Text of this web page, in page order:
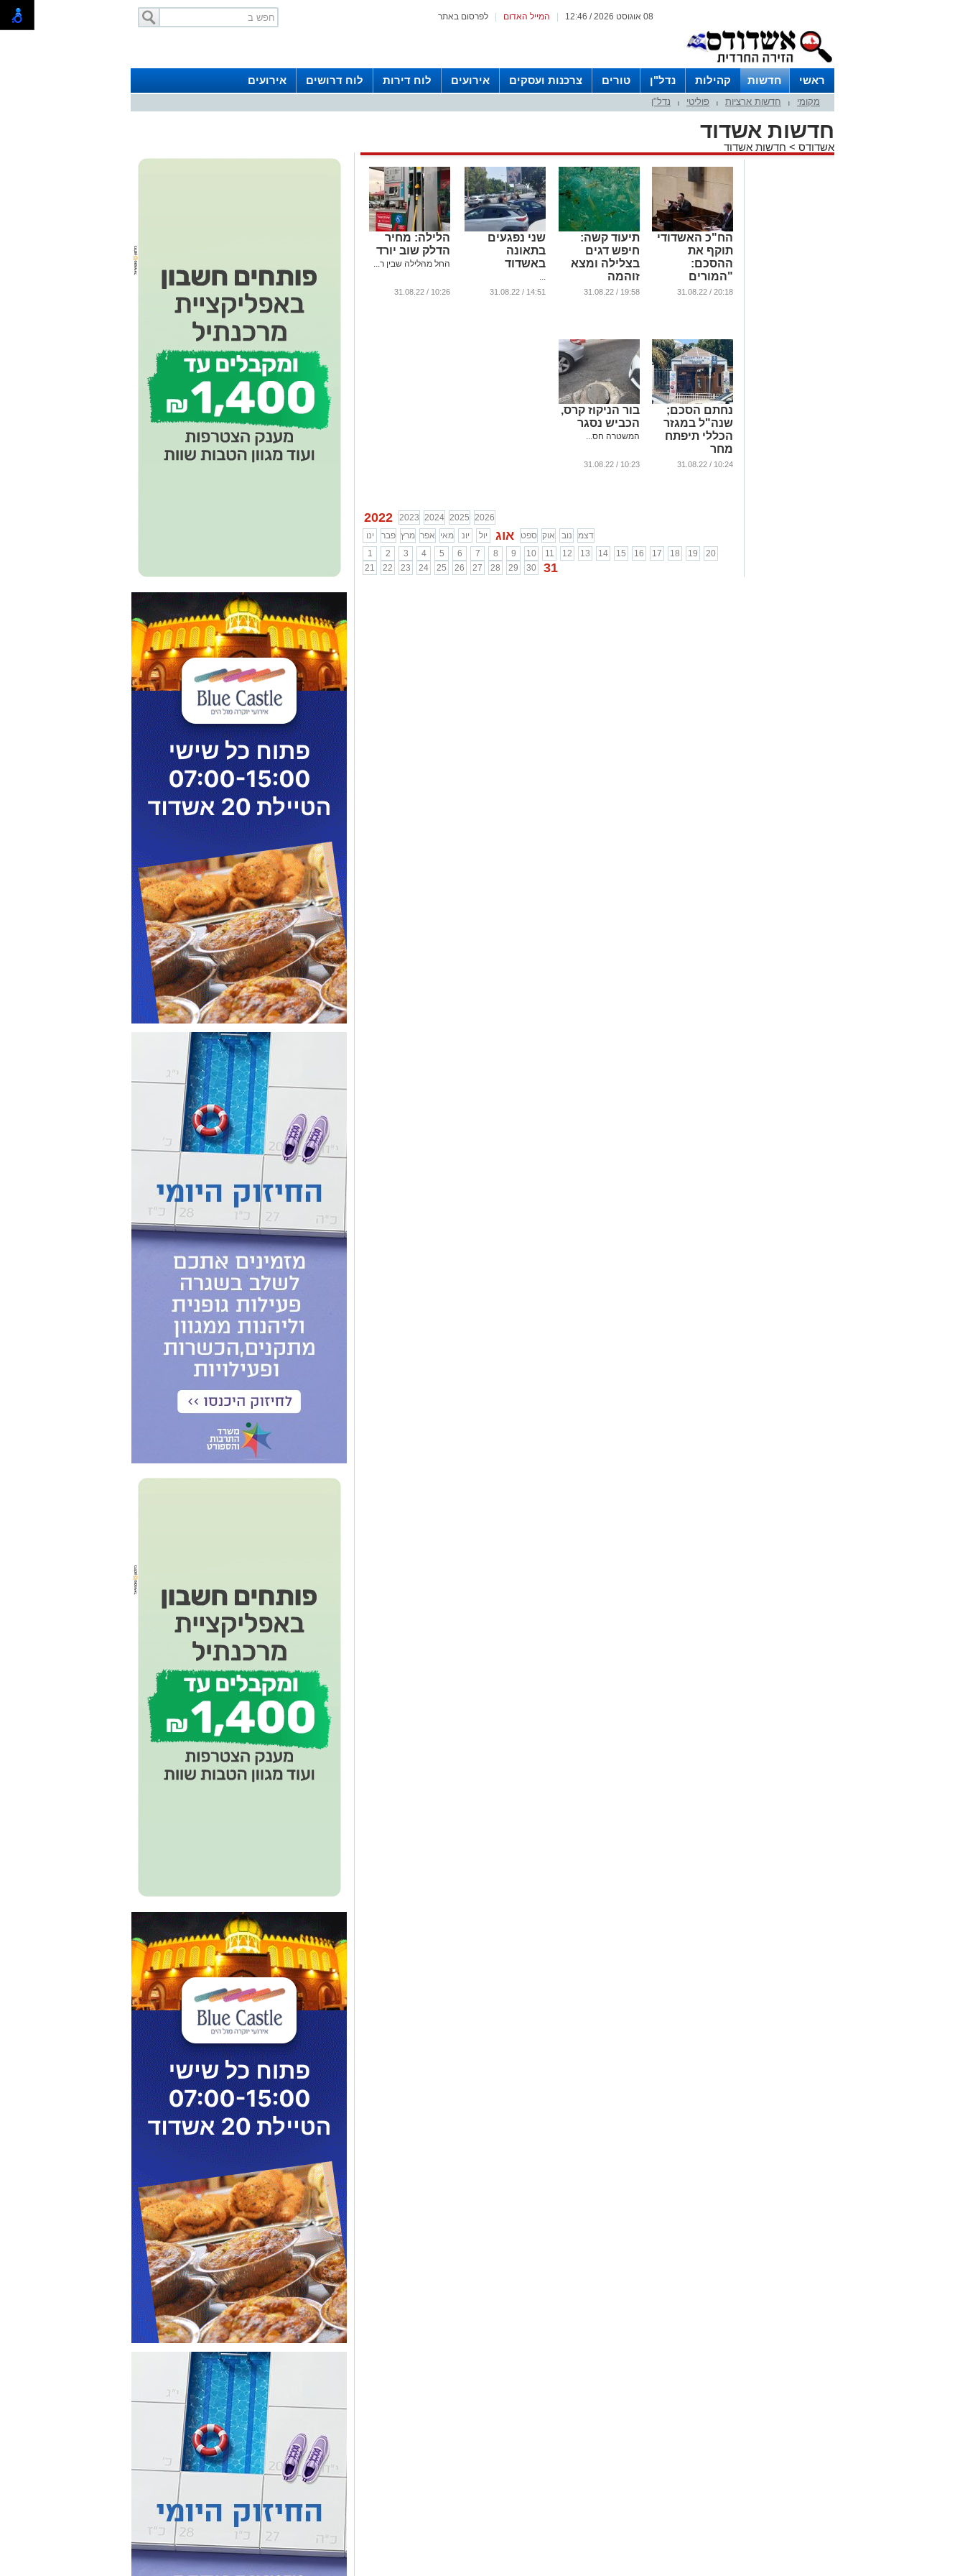
לפרסום באתר המייל האדום 08 אוגוסט 2026 / 12:46
ראשי חדשות קהילות נדל"ן טורים צרכנות ועסקים אירועים לוח דירות לוח דרושים אירועים
מקומי חדשות ארציות פוליטי נדל"ן
חדשות אשדוד
אשדודס > חדשות אשדוד
הח"כ האשדודי
תוקף את
ההסכם:
"המורים
החרדים
20:18 / 31.08.22
תיעוד קשה:
חיפש דגים
בצלילה ומצא
זוהמה
...
19:58 / 31.08.22
שני נפגעים
בתאונה
באשדוד
...
14:51 / 31.08.22
הלילה: מחיר
הדלק שוב יורד
החל מהלילה שבין ר...
10:26 / 31.08.22
נחתם הסכם;
שנה"ל במגזר
הכללי תיפתח
מחר
...
10:24 / 31.08.22
בור הניקוז קרס,
הכביש נסגר
המשטרה חס...
10:23 / 31.08.22
2022 2023 2024 2025 2026
ינו
פבר מרץ אפר מאי יונ יול אוג ספט אוק נוב
דצמ
1
2 3 4 5 6 7 8 9 10 11 12 13 14 15 16 17 18 19
20
21
22 23 24 25 26 27 28 29 30 31